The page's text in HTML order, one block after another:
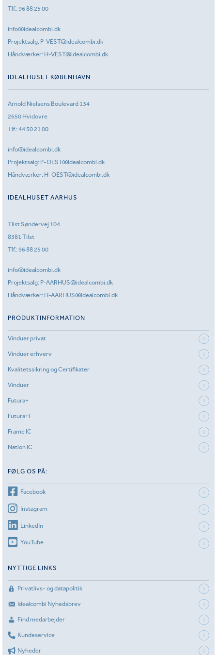
Tlf.:96 88 25 00
info@idealcombi.dk
Projektsalg: P-VEST@idealcombi.dk
Håndværker: H-VEST@idealcombi.dk
IDEALHUSET KØBENHAVN
Arnold Nielsens Boulevard 134
2650 Hvidovre
Tlf.:44 50 21 00
info@idealcombi.dk
Projektsalg: P-OEST@idealcombi.dk
Håndværker: H-OEST@idealcombi.dk
IDEALHUSET AARHUS
Tilst Søndervej 104
8381 Tilst
Tlf.:96 88 25 00
info@idealcombi.dk
Projektsalg: P-AARHUS@idealcombi.dk
Håndværker: H-AARHUS@idealcombi.dk
PRODUKTINFORMATION
Vinduer privat
Vinduer erhverv
Kvalitetssikring og Certifikater
Vinduer
Futura+
Futura+i
Frame IC
Nation IC
FØLG OS PÅ:
Facebook
Instagram
LinkedIn
YouTube
NYTTIGE LINKS
Privatlivs- og datapolitik
Idealcombi Nyhedsbrev
Find medarbejder
Kundeservice
Nyheder